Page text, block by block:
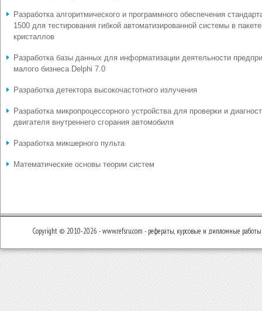
Разработка алгоритмического и программного обеспечения
1500 для тестирования гибкой автоматизированной системы в пакете
кристаллов
Разработка базы данных для информатизации деятельности
малого бизнеса Delphi 7.0
Разработка детектора высокочастотного излучения
Разработка микропроцессорного устройства для проверки и
двигателя внутреннего сгорания автомобиля
Разработка микшерного пульта
Математические основы теории систем
Copyright © 2010-2026 - www.refsru.com - рефераты, курсовые и дипломные работы